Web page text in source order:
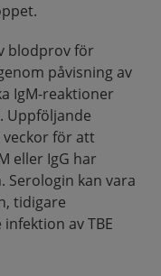
blodprov för
påvisning av
IgM-reaktioner
Uppföljande
för att
eller IgG har
Serologin kan vara
tidigare
av TBE